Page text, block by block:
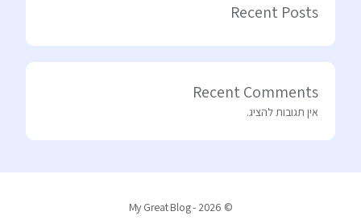
Recent Posts
Recent Comments
אין תגובות להציג.
© 2026 - My Great Blog